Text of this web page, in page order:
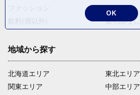
米・穀物
返礼品なし
地域から探す
北海道エリア
関東エリア
東北エリア
中部エリア
OK